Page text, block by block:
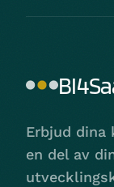
Erbjud dina
en del av